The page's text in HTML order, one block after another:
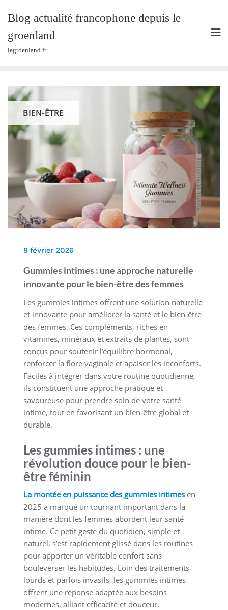
content
Blog actualité francophone depuis le
groenland
legroenland.fr
BIEN-ÊTRE
8 février 2026
Gummies intimes : une approche naturelle
innovante pour le bien-être des femmes
Les gummies intimes offrent une solution naturelle
et innovante pour améliorer la santé et le bien-être
des femmes. Ces compléments, riches en
vitamines, minéraux et extraits de plantes, sont
conçus pour soutenir l’équilibre hormonal,
renforcer la flore vaginale et apaiser les inconforts.
Faciles à intégrer dans votre routine quotidienne,
ils constituent une approche pratique et
savoureuse pour prendre soin de votre santé
intime, tout en favorisant un bien-être global et
durable.
Les gummies intimes : une
révolution douce pour le bien-
être féminin
La montée en puissance des gummies intimes en
2025 a marqué un tournant important dans la
manière dont les femmes abordent leur santé
intime. Ce petit geste du quotidien, simple et
naturel, s’est rapidement glissé dans les routines
pour apporter un véritable confort sans
bouleverser les habitudes. Loin des traitements
lourds et parfois invasifs, les gummies intimes
offrent une réponse adaptée aux besoins
modernes, alliant efficacité et douceur.